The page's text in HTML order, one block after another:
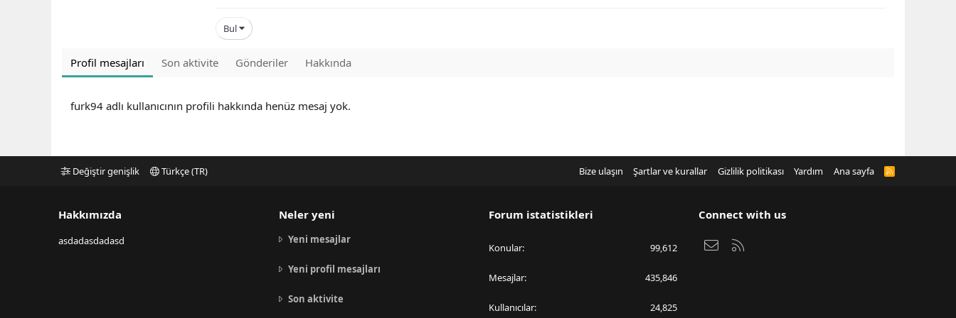
Bul
Profil mesajları Son aktivite Gönderiler Hakkında
furk94 adlı kullanıcının profili hakkında henüz mesaj yok.
Değiştir genişlik Türkçe (TR) Bize ulaşın Şartlar ve kurallar Gizlilik politikası Yardım Ana sayfa
R
Hakkımızda
asdadasdadasd
Neler yeni
Yeni mesajlar
Yeni profil mesajları
Son aktivite
Forum istatistikleri
Konular 99,612
Mesajlar 435,846
Kullanıcılar 24,825
Connect with us
Bize ulaşın